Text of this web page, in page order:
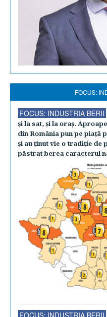
FOCUS:
FOCUS: INDUSTRIA BERII
şi la sat, şi la oraş.
din România pun pe piaţă
şi au ţinut vie o tradiţie de
păstrat berea caracterul